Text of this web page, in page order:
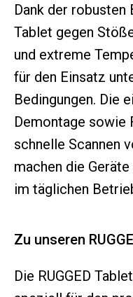
Dank der robusten
Tablet gegen
und extreme
für den Einsatz
Bedingungen. Die
Demontage sowie
schnelle Scannen
machen die
im täglichen
Zu unseren
Die RUGGED